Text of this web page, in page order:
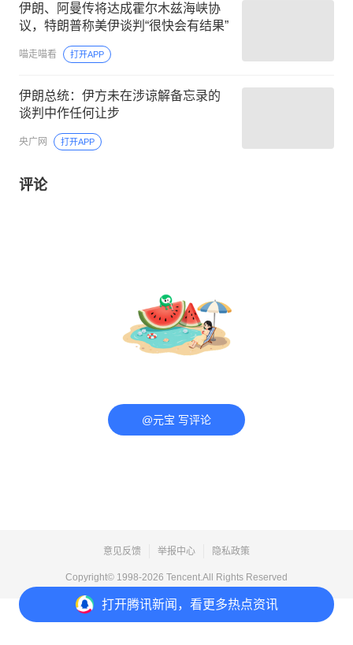
打开腾讯新闻，看更多热点资讯
伊朗、阿曼传将达成霍尔木兹海峡协
议，特朗普称美伊谈判“很快会有结果”
喵走喵看 打开APP
伊朗总统：伊方未在涉谅解备忘录的
谈判中作任何让步
央广网 打开APP
评论
@元宝 写评论
意见反馈 举报中心 隐私政策
Copyright© 1998-2026 Tencent.All Rights Reserved